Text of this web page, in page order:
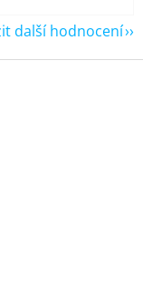
další hodnocení